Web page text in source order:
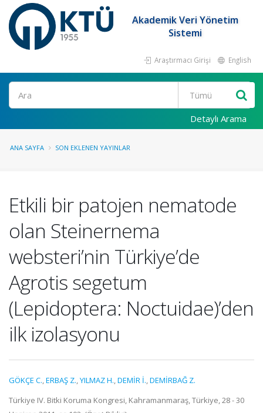
Akademik Veri Yönetim
Sistemi
Araştırmacı Girişi English
Ara
Detaylı Arama
ANA SAYFA SON EKLENEN YAYINLAR
Etkili bir patojen nematode
olan Steinernema
websteri’nin Türkiye’de
Agrotis segetum
(Lepidoptera: Noctuidae)’den
ilk izolasyonu
GÖKÇE C.,ERBAŞ Z.,YILMAZ H.,DEMİR İ.,DEMİRBAĞ Z.
Türkiye IV. Bitki Koruma Kongresi, Kahramanmaraş, Türkiye, 28 - 30